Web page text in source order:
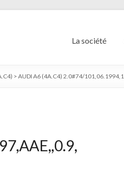
La société
> AUDI A6 (4A.C4) 2.0#74/